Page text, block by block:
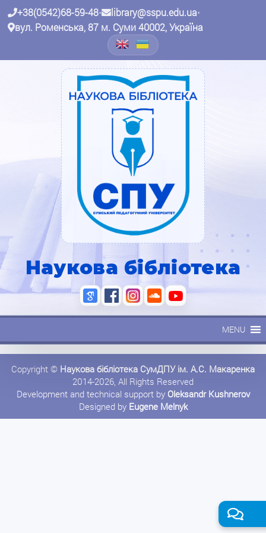
+38(0542)68-59-48• library@sspu.edu.ua•
вул. Роменська, 87 м. Суми 40002, Україна
Наукова бібліотека
MENU
Copyright © Наукова бібліотека СумДПУ ім. А.С. Макаренка
2014-2026, All Rights Reserved
Development and technical support by Oleksandr Kushnerov
Designed by Eugene Melnyk